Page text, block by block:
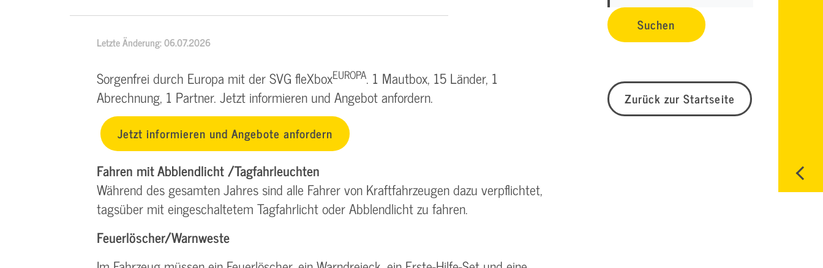
Letzte Änderung: 06.07.2026
Sorgenfrei durch Europa mit der SVG fleXboxEUROPA. 1 Mautbox, 15 Länder, 1
Abrechnung, 1 Partner. Jetzt informieren und Angebot anfordern.
Jetzt informieren und Angebote anfordern
Fahren mit Abblendlicht /Tagfahrleuchten
Während des gesamten Jahres sind alle Fahrer von Kraftfahrzeugen dazu verpflichtet,
tagsüber mit eingeschaltetem Tagfahrlicht oder Abblendlicht zu fahren.
Feuerlöscher/Warnweste
Zurück zur Startseite